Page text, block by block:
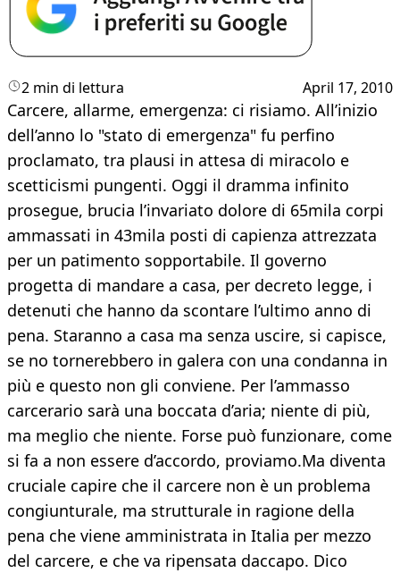
2 min di lettura April 17, 2010
Carcere, allarme, emergenza: ci risiamo. All’inizio
dell’anno lo "stato di emergenza" fu perfino
proclamato, tra plausi in attesa di miracolo e
scetticismi pungenti. Oggi il dramma infinito
prosegue, brucia l’invariato dolore di 65mila corpi
ammassati in 43mila posti di capienza attrezzata
per un patimento sopportabile. Il governo
progetta di mandare a casa, per decreto legge, i
detenuti che hanno da scontare l’ultimo anno di
pena. Staranno a casa ma senza uscire, si capisce,
se no tornerebbero in galera con una condanna in
più e questo non gli conviene. Per l’ammasso
carcerario sarà una boccata d’aria; niente di più,
ma meglio che niente. Forse può funzionare, come
si fa a non essere d’accordo, proviamo.Ma diventa
cruciale capire che il carcere non è un problema
congiunturale, ma strutturale in ragione della
pena che viene amministrata in Italia per mezzo
del carcere, e che va ripensata daccapo. Dico